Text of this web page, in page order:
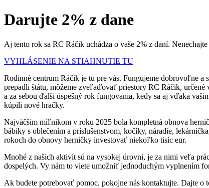
Darujte 2% z dane
Aj tento rok sa RC Ráčik uchádza o vaše 2% z daní.
VYHLÁSENIE NA STIAHNUTIE TU
Rodinné centrum Ráčik je tu pre vás. Fungujeme dobrovoľne
prepadli štátu, môžeme zveľaďovať priestory RC Ráčik,
a za sebou ďalší úspešný rok fungovania, kedy sa aj vďaka
kúpili nové hračky.
Najväčším míľnikom v roku 2025 bola kompletná obnova
bábiky s oblečením a príslušenstvom, kočíky, náradie,
rokoch do obnovy herničky investovať niekoľko tisíc eur.
Mnohé z našich aktivít sú na vysokej úrovni, je za nimi veľa
dospelých. Vy nám to viete umožniť jednoduchým vyplnením
Ak budete potrebovať pomoc, pokojne nás kontaktujte. Dajte